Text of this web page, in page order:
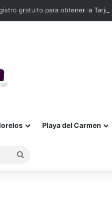
gratuito para obtener la
Playa del Carmen